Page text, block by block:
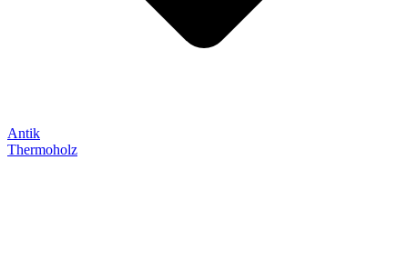
Antik
Thermoholz